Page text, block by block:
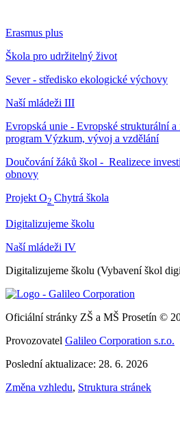
Erasmus plus
Škola pro udržitelný život
Sever - středisko ekologické výchovy
Naší mládeži III
Evropská unie - Evropské strukturální
program Výzkum, vývoj a vzdělání
Doučování žáků škol - Realizece
obnovy
Projekt O2 Chytrá škola
Digitalizujeme školu
Naší mládeži IV
Digitalizujeme školu (Vybavení škol
Oficiální stránky ZŠ a MŠ Prosetín ©
Provozovatel Galileo Corporation s.r.o.
Poslední aktualizace: 28. 6. 2026
Změna vzhledu, Struktura stránek